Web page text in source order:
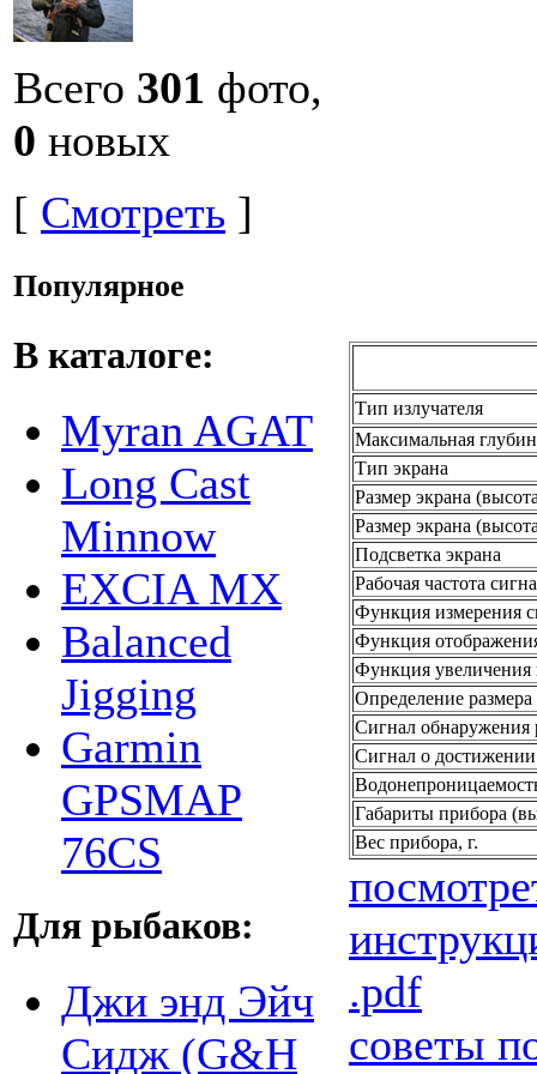
Всего 301 фото,
0 новых
[ Смотреть ]
Популярное
В каталоге:
Myran AGAT
Long Cast
Minnow
EXCIA MX
Balanced
Jigging
Garmin
GPSMAP
76CS
Для рыбаков:
Джи энд Эйч
Сидж (G&H
Тип излучателя
Максимальная
Тип экрана
Размер экрана
Размер экрана
Подсветка экрана
Рабочая частота
Функция измерения
Функция
Функция увеличения
Определение
Сигнал
Сигнал о
Габариты прибора
Вес прибора, г.
.pdf
советы